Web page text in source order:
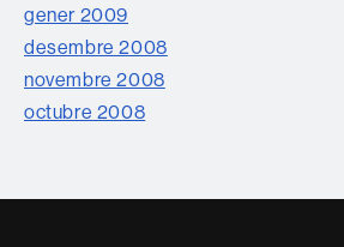
gener 2009
desembre 2008
novembre 2008
octubre 2008